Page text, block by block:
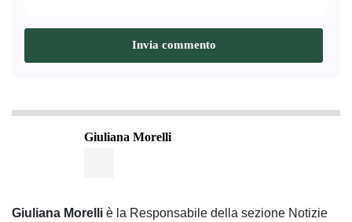
Giuliana Morelli
Giuliana Morelli è la Responsabile della sezione Notizie